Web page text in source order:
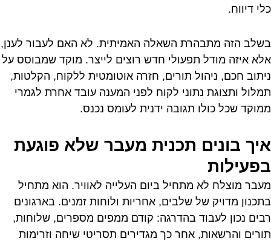
כלי דיווח.
בשלב הזה מתבהרת השאלה האמיתית. לא האם לעבור לענן,
אלא איזה מודל תפעולי חדש רוצים לייצר. מוקד שמבוסס על
ניתוב חכם, ניהול תורים, חזרה אוטומטית ללקוח, הקלטות,
תמלול ותצוגת נתוני לקוח לפני המענה עובד אחרת לגמרי
ממוקד שכל כולו תגובה ידנית לעומס נכנס.
איך בונים תכנית מעבר שלא פוגעת
בפעילות
מעבר מוצלח לא מתחיל ביום העלייה לאוויר. הוא מתחיל
בתכנון מדויק של שלבים, אחריות ולוחות זמנים. בארגונים
רבים נכון לעבוד בהדרגה: קודם ממפים מספרים, שלוחות,
תורים והרשאות, אחר כך מגדירים תסריטי שיחה וזרימות